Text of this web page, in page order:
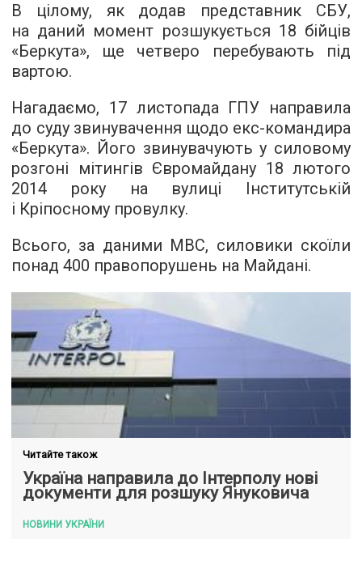
В цілому, як додав представник СБУ,
на даний момент розшукується 18 бійців
«Беркута», ще четверо перебувають під
вартою.
Нагадаємо, 17 листопада ГПУ направила
до суду звинувачення щодо екс-командира
«Беркута». Його звинувачують у силовому
розгоні мітингів Євромайдану 18 лютого
2014 року на вулиці Інститутській
і Кріпосному провулку.
Всього, за даними МВС, силовики скоїли
понад 400 правопорушень на Майдані.
Читайте також
Україна направила до Інтерполу нові
документи для розшуку Януковича
НОВИНИ УКРАЇНИ